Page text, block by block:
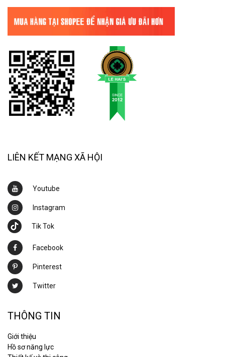
LIÊN KẾT MẠNG XÃ HỘI
Youtube
Instagram
Tik Tok
Facebook
Pinterest
Twitter
THÔNG TIN
Giới thiệu
Hồ sơ năng lực